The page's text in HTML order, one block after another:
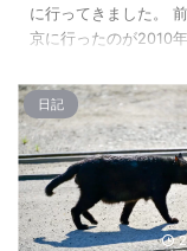
らないだろうし、歳
くるとそういったモノ
ッと取れるならいいん
ねぇ・・・なんて思
もあるんだけど。 ま
の広告がど ...
に行ってきました。
京に行ったのが2010
京に行くのは13年ぶ
い。 昔は出張なんか
京には行ってました
タな観光旅行ってので
行った事があんまりな
で、今回はそのベタな
くことにしました。
日記